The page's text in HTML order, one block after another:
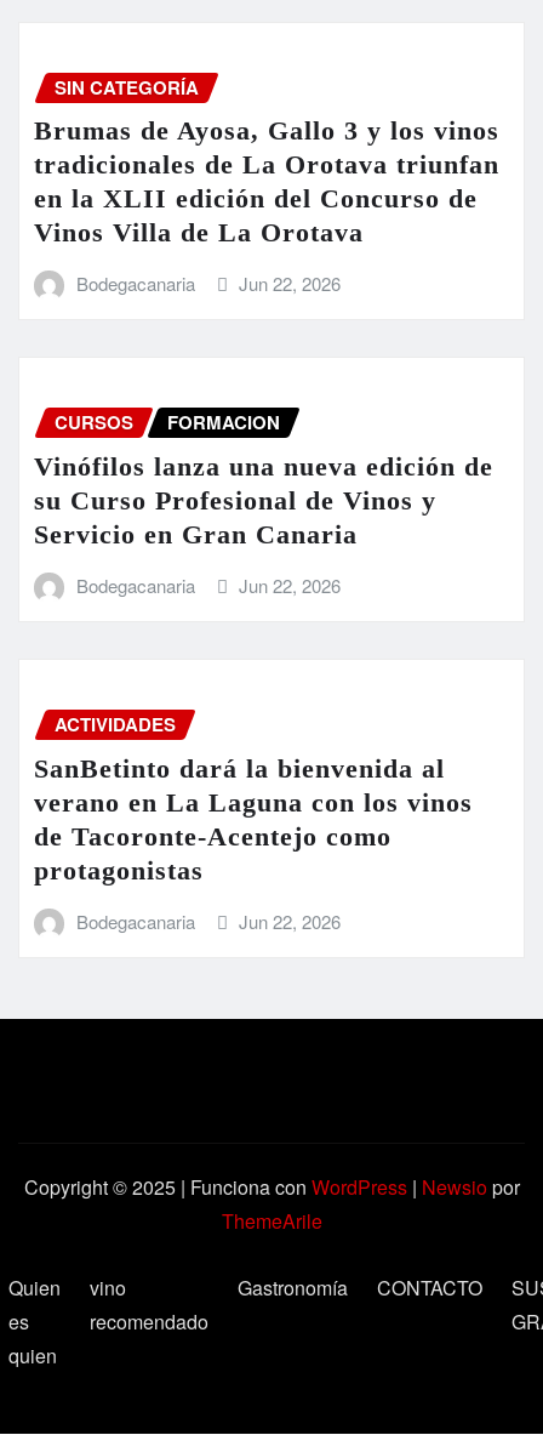
SIN CATEGORÍA
Brumas de Ayosa, Gallo 3 y los vinos
tradicionales de La Orotava triunfan
en la XLII edición del Concurso de
Vinos Villa de La Orotava
Bodegacanaria Jun 22, 2026
CURSOS FORMACION
Vinófilos lanza una nueva edición de
su Curso Profesional de Vinos y
Servicio en Gran Canaria
Bodegacanaria Jun 22, 2026
ACTIVIDADES
SanBetinto dará la bienvenida al
verano en La Laguna con los vinos
de Tacoronte-Acentejo como
protagonistas
Bodegacanaria Jun 22, 2026
Copyright © 2025 | Funciona con WordPress | Newsiopor
ThemeArile
Quien
es
quien
vino
recomendado
Gastronomía CONTACTO